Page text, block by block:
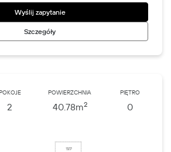
Wyślij zapytanie
Szczegóły
2
POWIERZCHNIA
40.78m2
PIĘTRO
0